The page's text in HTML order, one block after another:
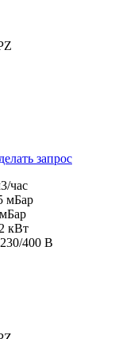
запрос
час
мБар
кВт
230/400 В